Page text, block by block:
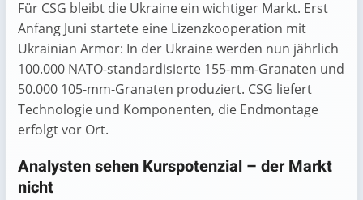
Für CSG bleibt die Ukraine ein wichtiger Markt. Erst
Anfang Juni startete eine Lizenzkooperation mit
Ukrainian Armor: In der Ukraine werden nun jährlich
100.000 NATO-standardisierte 155-mm-Granaten und
50.000 105-mm-Granaten produziert. CSG liefert
Technologie und Komponenten, die Endmontage
erfolgt vor Ort.
Analysten sehen Kurspotenzial – der Markt
nicht